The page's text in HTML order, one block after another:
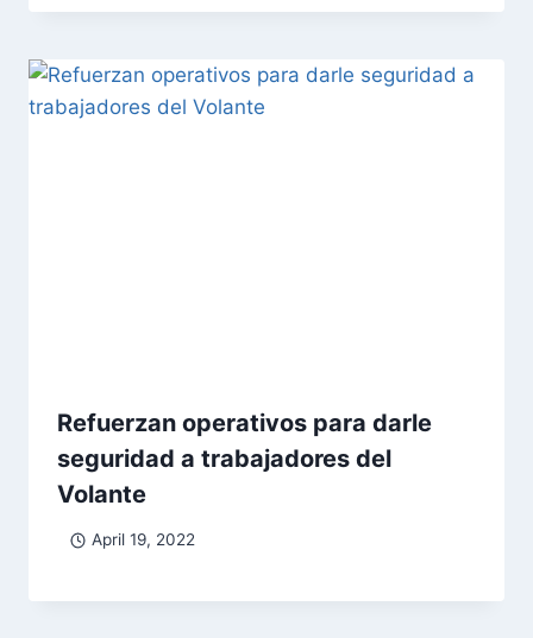
Refuerzan operativos para darle
seguridad a trabajadores del
Volante
April 19, 2022